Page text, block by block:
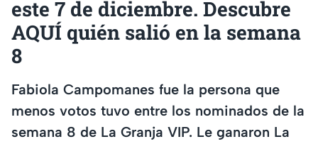
este 7 de diciembre. Descubre
AQUÍ quién salió en la semana
8
Fabiola Campomanes fue la persona que
menos votos tuvo entre los nominados de la
semana 8 de La Granja VIP. Le ganaron La